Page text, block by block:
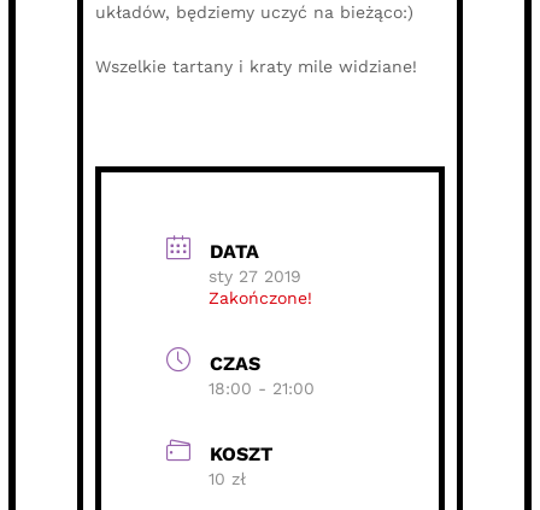
układów, będziemy uczyć na bieżąco:)
Wszelkie tartany i kraty mile widziane!
DATA
sty 27 2019
Zakończone!
CZAS
18:00 - 21:00
KOSZT
10 zł